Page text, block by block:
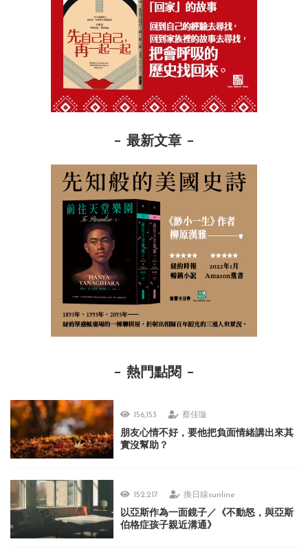
最新文章
熱門點閱
156,153 蔡佳璇
朋友心情不好，要他把負面情緒講出來其
實沒幫助？
152,217 換日線sunline
以亞斯作為一面鏡子／《不動怒，與亞斯
伯格症孩子親近溝通》